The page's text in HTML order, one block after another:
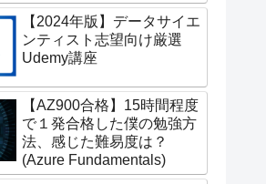
【2024年版】データサイエ
ンティスト志望向け厳選
Udemy講座
【AZ900合格】15時間程度
で１発合格した僕の勉強方
法、感じた難易度は？
(Azure Fundamentals)